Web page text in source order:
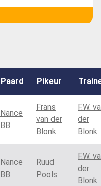
Paard Pikeur
Nance
BB
Frans
van der
Blonk
F.W.
der
Blonk
Nance
BB
Ruud
Pools
F.W.
der
Blonk